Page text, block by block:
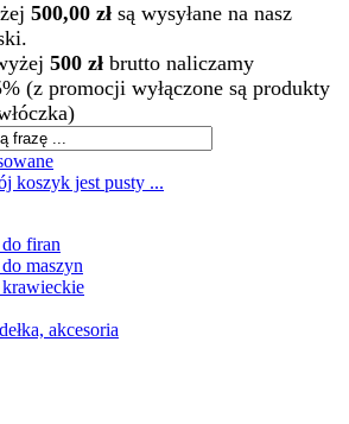
500,00 zł są wysyłane na nasz
500 zł brutto naliczamy
(z promocji wyłączone są produkty
koszyk jest pusty ...
firan
maszyn
akcesoria